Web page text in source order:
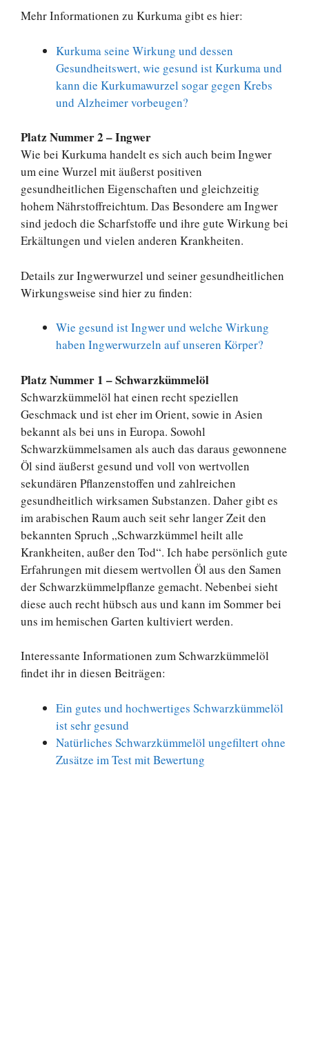
Mehr Informationen zu Kurkuma gibt es hier:
Kurkuma seine Wirkung und dessen
Gesundheitswert, wie gesund ist Kurkuma und
kann die Kurkumawurzel sogar gegen Krebs
und Alzheimer vorbeugen?
Platz Nummer 2 – Ingwer
Wie bei Kurkuma handelt es sich auch beim Ingwer
um eine Wurzel mit äußerst positiven
gesundheitlichen Eigenschaften und gleichzeitig
hohem Nährstoffreichtum. Das Besondere am Ingwer
sind jedoch die Scharfstoffe und ihre gute Wirkung bei
Erkältungen und vielen anderen Krankheiten.
Details zur Ingwerwurzel und seiner gesundheitlichen
Wirkungsweise sind hier zu finden:
Wie gesund ist Ingwer und welche Wirkung
haben Ingwerwurzeln auf unseren Körper?
Platz Nummer 1 – Schwarzkümmelöl
Schwarzkümmelöl hat einen recht speziellen
Geschmack und ist eher im Orient, sowie in Asien
bekannt als bei uns in Europa. Sowohl
Schwarzkümmelsamen als auch das daraus gewonnene
Öl sind äußerst gesund und voll von wertvollen
sekundären Pflanzenstoffen und zahlreichen
gesundheitlich wirksamen Substanzen. Daher gibt es
im arabischen Raum auch seit sehr langer Zeit den
bekannten Spruch „Schwarzkümmel heilt alle
Krankheiten, außer den Tod“. Ich habe persönlich gute
Erfahrungen mit diesem wertvollen Öl aus den Samen
der Schwarzkümmelpflanze gemacht. Nebenbei sieht
diese auch recht hübsch aus und kann im Sommer bei
uns im hemischen Garten kultiviert werden.
Interessante Informationen zum Schwarzkümmelöl
findet ihr in diesen Beiträgen:
Ein gutes und hochwertiges Schwarzkümmelöl
ist sehr gesund
Natürliches Schwarzkümmelöl ungefiltert ohne
Zusätze im Test mit Bewertung